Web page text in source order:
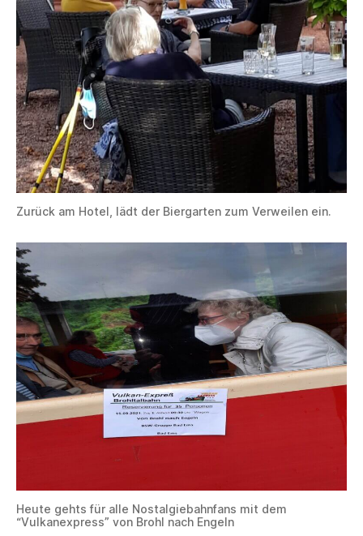
Zurück am Hotel, lädt der Biergarten zum Verweilen ein.
Heute gehts für alle Nostalgiebahnfans mit dem
“Vulkanexpress” von Brohl nach Engeln